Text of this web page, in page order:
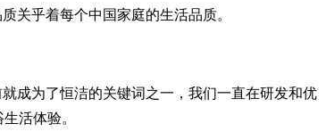
关乎着每个中国家庭的生活品质。
成为了恒洁的关键词之一，我们一直在研发和优
活体验。